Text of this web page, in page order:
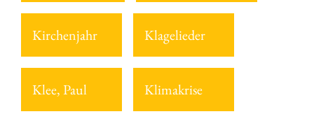
Kirchenjahr Klagelieder
Klee, Paul Klimakrise